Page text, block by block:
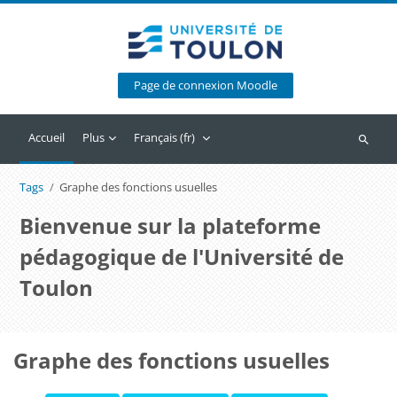
Page de connexion Moodle
Accueil Plus Français ‎(fr)‎
Tags Graphe des fonctions usuelles
Bienvenue sur la plateforme
pédagogique de l'Université de
Toulon
Graphe des fonctions usuelles